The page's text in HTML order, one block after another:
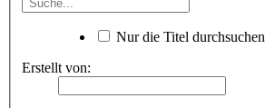
Nur die Titel durchsuchen
Erstellt von: